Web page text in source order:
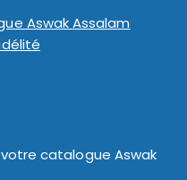
Aswak Assalam
catalogue Aswak